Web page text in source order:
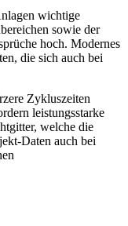
wichtige
sowie der
hoch. Modernes
die sich auch bei
Zykluszeiten
leistungsstarke
welche die
Daten auch bei